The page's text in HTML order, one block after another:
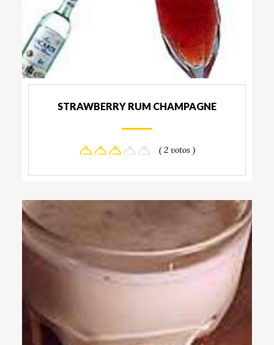
STRAWBERRY RUM CHAMPAGNE
( 2 votos )